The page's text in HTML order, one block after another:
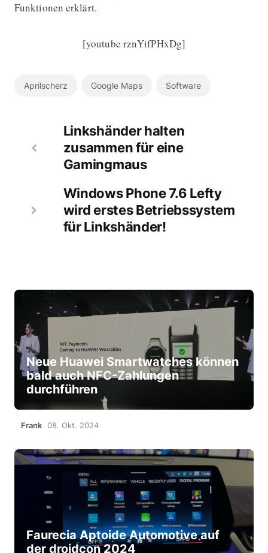
Funktionen erklärt.
[youtube rznYifPHxDg]
Aprilscherz Google Maps Software
Linkshänder halten
zusammen für eine
Gamingmaus
Windows Phone 7.6 Lefty
wird erstes Betriebssystem
für Linkshänder!
Neue Huawei Smartwatches können
bald auch NFC-Zahlungen
durchführen
Frank 08. Okt. 2024
Faurecia Aptoide Automotive auf
der droidcon 2024